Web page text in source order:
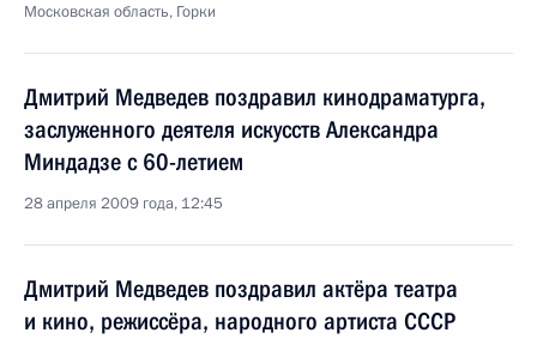
Московская область, Горки
Дмитрий Медведев поздравил кинодраматурга,
заслуженного деятеля искусств Александра
Миндадзе с 60-летием
28 апреля 2009 года, 12:45
Дмитрий Медведев поздравил актёра театра
и кино, режиссёра, народного артиста СССР